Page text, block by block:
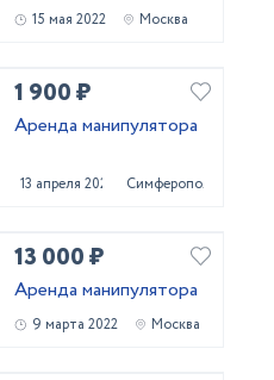
15 мая 2022 Москва
1 900 ₽
Аренда манипулятора
13 апреля 2022 Симферополь
13 000 ₽
Аренда манипулятора
9 марта 2022 Москва